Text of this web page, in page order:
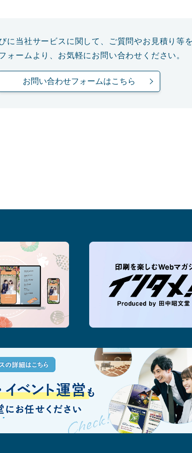
に当社サービスに関して、ご質問やお見積り等
ォームより、お気軽にお問い合わせください。
お問い合わせフォームはこちら